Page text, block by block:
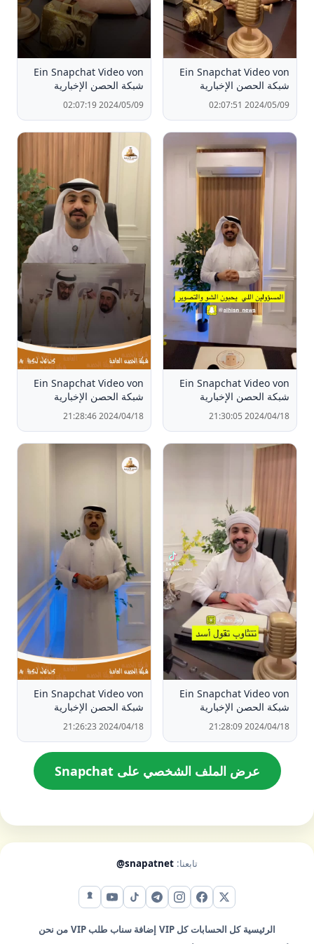
Ein Snapchat Video von
شبكة الحصن الإخبارية
2024/05/09 02:07:51
Ein Snapchat Video von
شبكة الحصن الإخبارية
2024/05/09 02:07:19
Ein Snapchat Video von
شبكة الحصن الإخبارية
2024/04/18 21:30:05
Ein Snapchat Video von
شبكة الحصن الإخبارية
2024/04/18 21:28:46
Ein Snapchat Video von
شبكة الحصن الإخبارية
2024/04/18 21:28:09
Ein Snapchat Video von
شبكة الحصن الإخبارية
2024/04/18 21:26:23
عرض الملف الشخصي على Snapchat
تابعنا: @snapatnet
X (تويتر) فيس بوكإنستقرامتيليجرامتيك توكيوتيوبسناب شات
الرئيسية كل الحسابات كل VIP إضافة سناب طلب VIP
من نحن